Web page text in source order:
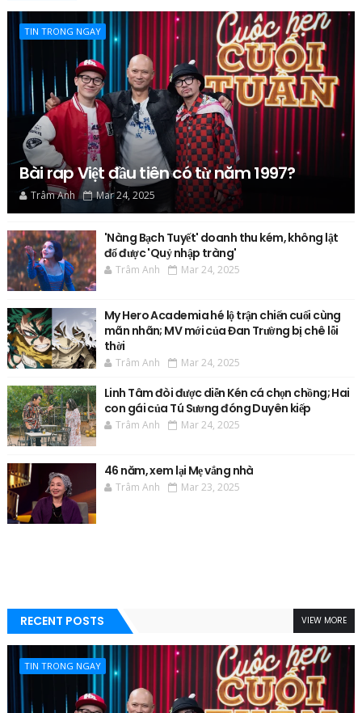
TIN TRONG NGAY
Bài rap Việt đầu tiên có từ năm 1997?
Trâm Anh Mar 24, 2025
'Nàng Bạch Tuyết' doanh thu kém, không lật
đổ được 'Quỷ nhập tràng'
Trâm Anh Mar 24, 2025
My Hero Academia hé lộ trận chiến cuối cùng
mãn nhãn; MV mới của Đan Trường bị chê lỗi
thời
Trâm Anh Mar 24, 2025
Linh Tâm đòi được diễn Kén cá chọn chồng; Hai
con gái của Tú Sương đóng Duyên kiếp
Trâm Anh Mar 24, 2025
46 năm, xem lại Mẹ vắng nhà
Trâm Anh Mar 23, 2025
RECENT POSTS VIEW MORE
TIN TRONG NGAY